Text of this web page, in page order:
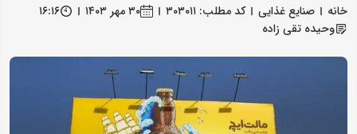
خانه صنایع غذایی کد مطلب: ۳۰۳۰۱۱ ۳۰ مهر ۱۴۰۳
۱۶:۱۶
وحیده تقی زاده